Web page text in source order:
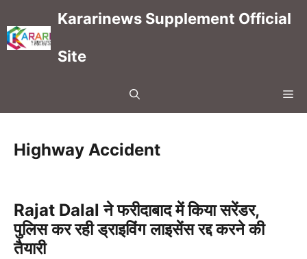
content
Kararinews Supplement Official
Site
Highway Accident
Rajat Dalal ने फरीदाबाद में किया सरेंडर,
पुलिस कर रही ड्राइविंग लाइसेंस रद्द करने की
तैयारी